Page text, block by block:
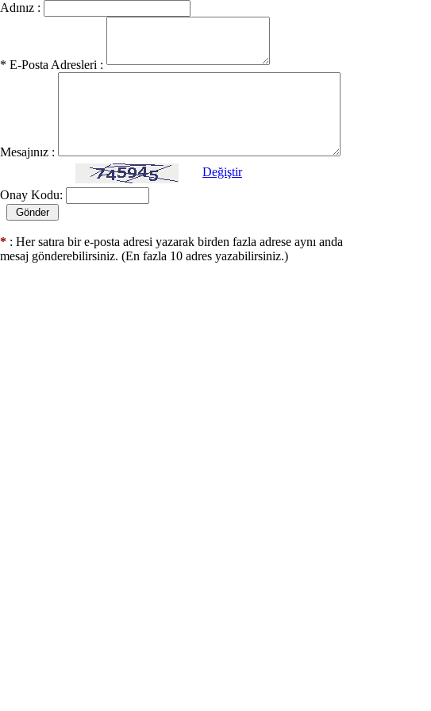
Adınız :
* E-Posta Adresleri :
Mesajınız :
Değiştir
Onay Kodu:
* : Her satıra bir e-posta adresi yazarak birden fazla adrese aynı anda
mesaj gönderebilirsiniz. (En fazla 10 adres yazabilirsiniz.)